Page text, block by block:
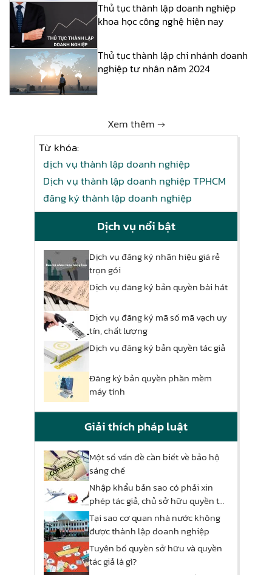
Thủ tục thành lập doanh nghiệp
khoa học công nghệ hiện nay
Thủ tục thành lập chi nhánh doanh
nghiệp tư nhân năm 2024
Xem thêm →
Từ khóa:
dịch vụ thành lập doanh nghiệp
Dịch vụ thành lập doanh nghiệp TPHCM
đăng ký thành lập doanh nghiệp
Dịch vụ nổi bật
Dịch vụ đăng ký nhãn hiệu giá rẻ
trọn gói
Dịch vụ đăng ký bản quyền bài hát
Dịch vụ đăng ký mã số mã vạch uy
tín, chất lượng
Dịch vụ đăng ký bản quyền tác giả
Đăng ký bản quyền phần mềm
máy tính
Giải thích pháp luật
Một số vấn đề cần biết về bảo hộ
sáng chế
Nhập khẩu bản sao có phải xin
phép tác giả, chủ sở hữu quyền tác
giả?
Tại sao cơ quan nhà nước không
được thành lập doanh nghiệp
Tuyên bố quyền sở hữu và quyền
tác giả là gì?